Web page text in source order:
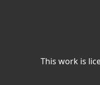
This work is